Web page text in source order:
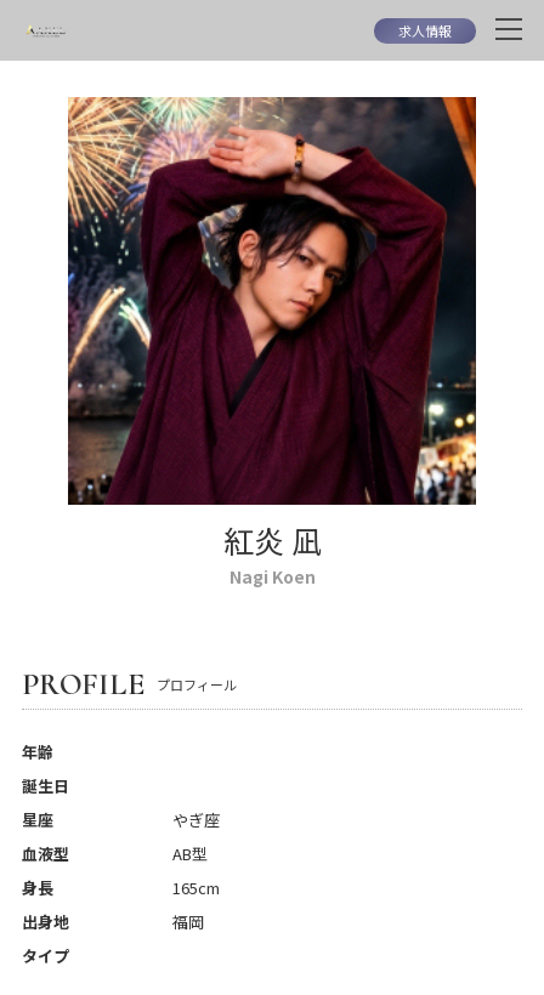
求人情報
紅炎 凪
Nagi Koen
PROFILE プロフィール
年齢
誕生日
星座
やぎ座
血液型
AB型
身長
165cm
出身地
福岡
タイプ